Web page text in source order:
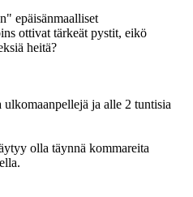
epäisänmaalliset
ottivat tärkeät pystit, eikö
heitä?
ja alle 2 tuntisia
olla täynnä kommareita